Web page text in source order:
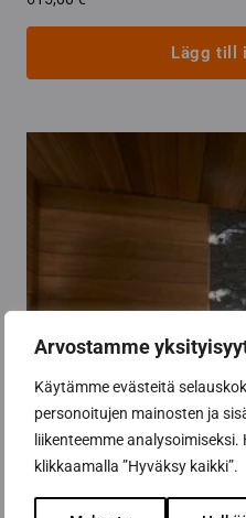
Arvostamme
Käytämme evästeitä
personoitujen mainosten ja
liikenteemme
klikkaamalla ”Hyväksy kaikki”.
Lägg till